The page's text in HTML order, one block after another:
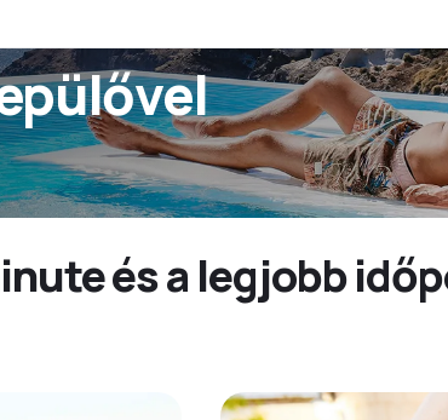
és a legjobb